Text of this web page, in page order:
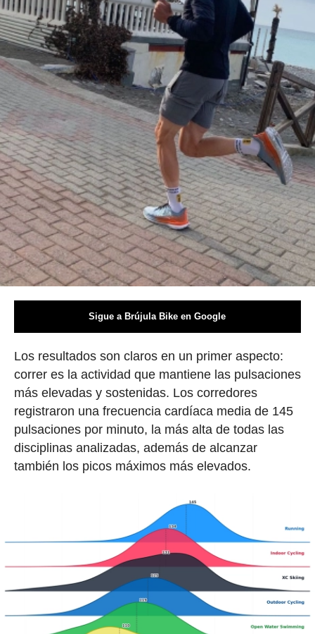
Sigue a Brújula Bike en Google
Los resultados son claros en un primer aspecto:
correr es la actividad que mantiene las pulsaciones
más elevadas y sostenidas. Los corredores
registraron una frecuencia cardíaca media de 145
pulsaciones por minuto, la más alta de todas las
disciplinas analizadas, además de alcanzar
también los picos máximos más elevados.